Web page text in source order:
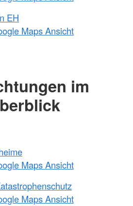
EH
Maps Ansicht
im
Maps Ansicht
Maps Ansicht